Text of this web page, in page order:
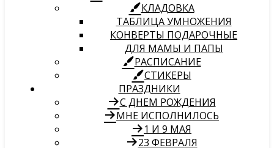
КЛАДОВКА
ТАБЛИЦА УМНОЖЕНИЯ
КОНВЕРТЫ ПОДАРОЧНЫЕ
ДЛЯ МАМЫ И ПАПЫ
РАСПИСАНИЕ
СТИКЕРЫ
ПРАЗДНИКИ
С ДНЕМ РОЖДЕНИЯ
МНЕ ИСПОЛНИЛОСЬ
1 И 9 МАЯ
23 ФЕВРАЛЯ